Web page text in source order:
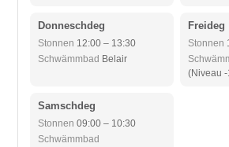
Donneschdeg
Stonnen 12:00 – 13:30
Schwämmbad Belair
Freideg
Stonnen
(Niveau
Samschdeg
Stonnen 09:00 – 10:30
Schwämmbad